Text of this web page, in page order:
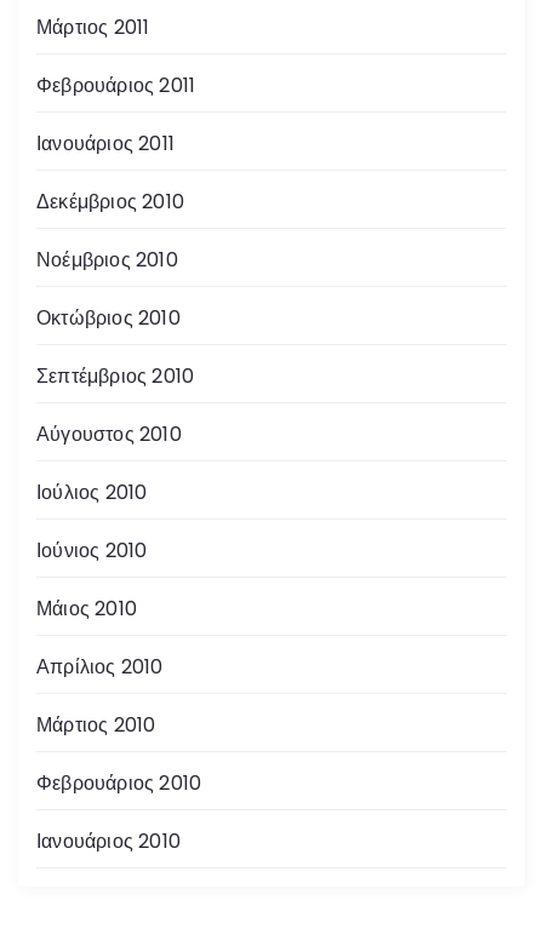
Μάρτιος 2011
Φεβρουάριος 2011
Ιανουάριος 2011
Δεκέμβριος 2010
Νοέμβριος 2010
Οκτώβριος 2010
Σεπτέμβριος 2010
Αύγουστος 2010
Ιούλιος 2010
Ιούνιος 2010
Μάιος 2010
Απρίλιος 2010
Μάρτιος 2010
Φεβρουάριος 2010
Ιανουάριος 2010